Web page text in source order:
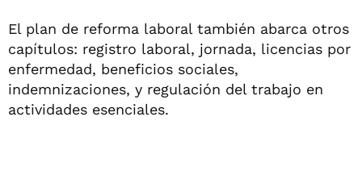
El plan de reforma laboral también abarca otros
capítulos: registro laboral, jornada, licencias por
enfermedad, beneficios sociales,
indemnizaciones, y regulación del trabajo en
actividades esenciales.